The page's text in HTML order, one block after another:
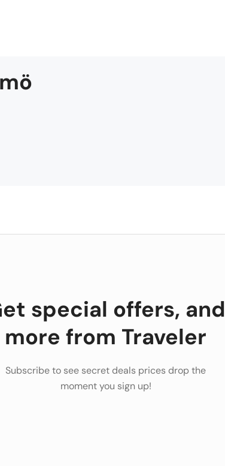
special offers, and
more from Traveler
Subscribe to see secret deals prices drop the
moment you sign up!